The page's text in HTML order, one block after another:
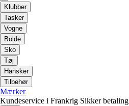
Klubber
Tasker
Vogne
Bolde
Sko
Tøj
Hansker
Tilbehør
Mærker
Kundeservice i Frankrig Sikker betaling